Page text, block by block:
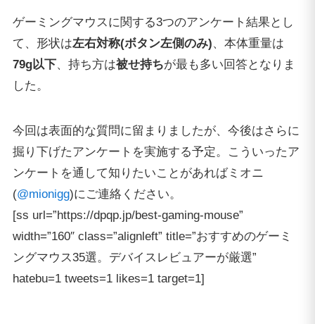
ゲーミングマウスに関する3つのアンケート結果とし
て、形状は左右対称(ボタン左側のみ)、本体重量は
79g以下、持ち方は被せ持ちが最も多い回答となりま
した。
今回は表面的な質問に留まりましたが、今後はさらに
掘り下げたアンケートを実施する予定。こういったア
ンケートを通して知りたいことがあればミオニ
(@mionigg)にご連絡ください。
[ss url=”https://dpqp.jp/best-gaming-mouse”
width=”160″ class=”alignleft” title=”おすすめのゲーミ
ングマウス35選。デバイスレビュアーが厳選”
hatebu=1 tweets=1 likes=1 target=1]